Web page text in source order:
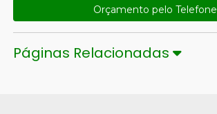
Orçamento pelo Telefone
Páginas Relacionadas